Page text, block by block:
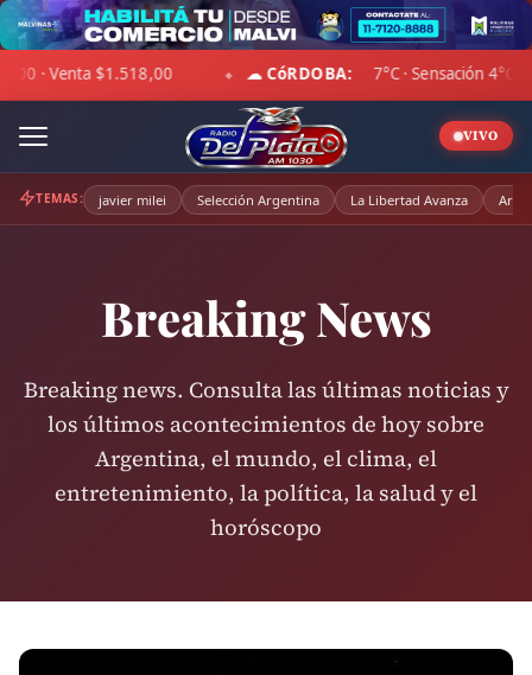
Skip
to
content· Cubierto · Viento 5 km/h · Hum. 54% DÓLAR BLUE:
VIVO
TEMAS: javier milei Selección Argentina La Libertad Avanza
Breaking News
Breaking news. Consulta las últimas noticias y
los últimos acontecimientos de hoy sobre
Argentina, el mundo, el clima, el
entretenimiento, la política, la salud y el
horóscopo